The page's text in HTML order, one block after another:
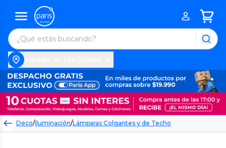
Deco/Iluminación/Lámparas Colgantes y de Techo